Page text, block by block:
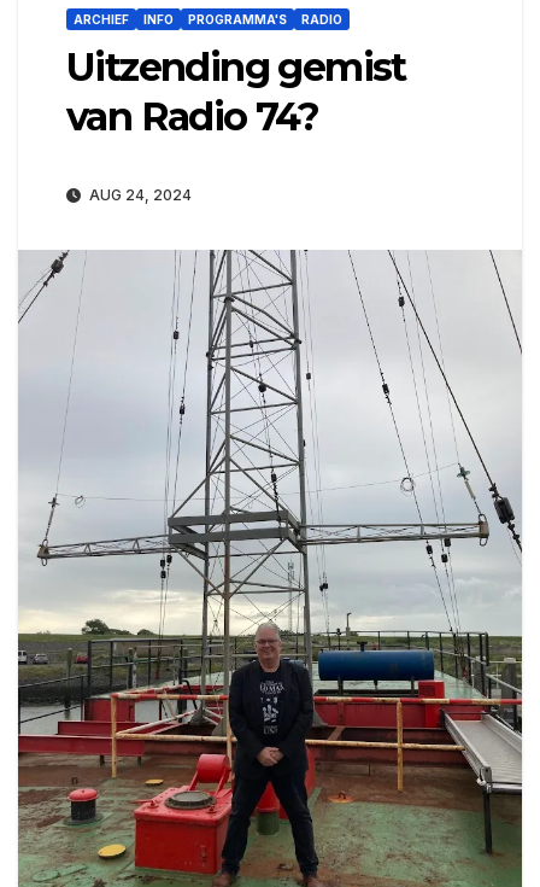
ARCHIEF INFO PROGRAMMA'S RADIO
Uitzending gemist
van Radio 74?
AUG 24, 2024